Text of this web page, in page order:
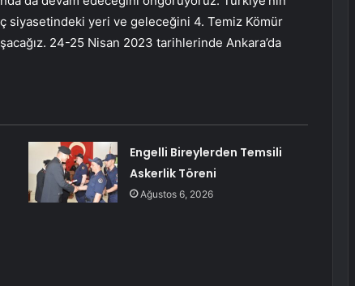
siyasetindeki yeri ve geleceğini 4. Temiz Kömür
24-25 Nisan 2023 tarihlerinde Ankara’da
Engelli Bireylerden Temsili
Askerlik Töreni
Ağustos 6, 2026